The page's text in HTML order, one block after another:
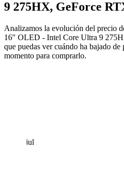
9 275HX, GeForce
Analizamos la evolución del precio
16" OLED - Intel Core Ultra 9
que puedas ver cuándo ha bajado
momento para comprarlo.
jul